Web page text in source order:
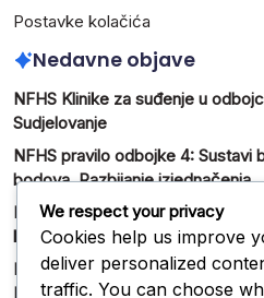
Postavke kolačića
Nedavne objave
NFHS Klinike za suđenje u
Sudjelovanje
NFHS pravilo odbojke 4: Sustavi
bodova, Razbijanje izjednačenja
NFHS mehanika suđenja u
komunikacija
NFHS Pravila odbojke –
Implementacija, Obuka
We respect your privacy
Cookies help us improve
deliver personalized
traffic. You can choose